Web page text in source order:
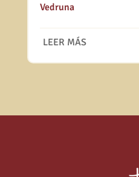
Vedruna
LEER MÁS